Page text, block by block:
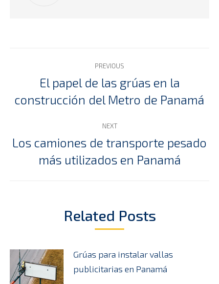
navigation
PREVIOUS
Previous
post:
El papel de las grúas en la
construcción del Metro de Panamá
NEXT
Next
post:
Los camiones de transporte pesado
más utilizados en Panamá
Related Posts
Grúas para instalar vallas
publicitarias en Panamá